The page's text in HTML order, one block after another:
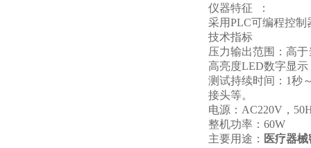
仪器特征 ：
采用PLC可编程控制
技术指标
压力输出范围：高
高亮度LED数字
测试持续时间： 1秒
接头等。
电源：
整机功率： 60
主要用途： 医疗器